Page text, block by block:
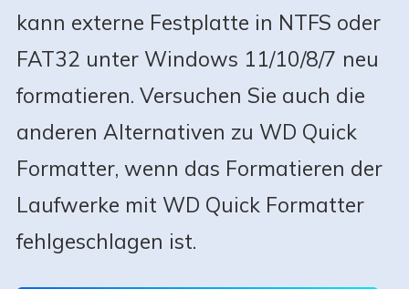
kann externe Festplatte in NTFS oder
FAT32 unter Windows 11/10/8/7 neu
formatieren. Versuchen Sie auch die
anderen Alternativen zu WD Quick
Formatter, wenn das Formatieren der
Laufwerke mit WD Quick Formatter
fehlgeschlagen ist.